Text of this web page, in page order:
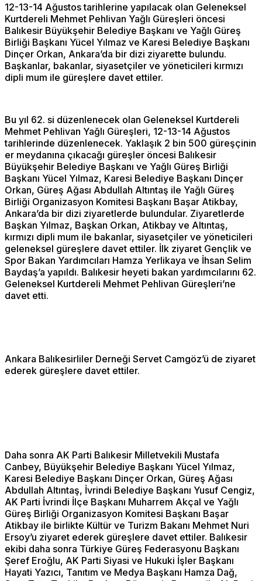
12-13-14 Ağustos tarihlerine yapılacak olan Geleneksel
Kurtdereli Mehmet Pehlivan Yağlı Güreşleri öncesi
Balıkesir Büyükşehir Belediye Başkanı ve Yağlı Güreş
Birliği Başkanı Yücel Yılmaz ve Karesi Belediye Başkanı
Dinçer Orkan, Ankara’da bir dizi ziyarette bulundu.
Başkanlar, bakanlar, siyasetçiler ve yöneticileri kırmızı
dipli mum ile güreşlere davet ettiler.
Bu yıl 62. si düzenlenecek olan Geleneksel Kurtdereli
Mehmet Pehlivan Yağlı Güreşleri, 12-13-14 Ağustos
tarihlerinde düzenlenecek. Yaklaşık 2 bin 500 güreşçinin
er meydanına çıkacağı güreşler öncesi Balıkesir
Büyükşehir Belediye Başkanı ve Yağlı Güreş Birliği
Başkanı Yücel Yılmaz, Karesi Belediye Başkanı Dinçer
Orkan, Güreş Ağası Abdullah Altıntaş ile Yağlı Güreş
Birliği Organizasyon Komitesi Başkanı Başar Atikbay,
Ankara’da bir dizi ziyaretlerde bulundular. Ziyaretlerde
Başkan Yılmaz, Başkan Orkan, Atikbay ve Altıntaş,
kırmızı dipli mum ile bakanlar, siyasetçiler ve yöneticileri
geleneksel güreşlere davet ettiler. İlk ziyaret Gençlik ve
Spor Bakan Yardımcıları Hamza Yerlikaya ve İhsan Selim
Baydaş’a yapıldı. Balıkesir heyeti bakan yardımcılarını 62.
Geleneksel Kurtdereli Mehmet Pehlivan Güreşleri’ne
davet etti.
Ankara Balıkesirliler Derneği Servet Camgöz’ü de ziyaret
ederek güreşlere davet ettiler.
Daha sonra AK Parti Balıkesir Milletvekili Mustafa
Canbey, Büyükşehir Belediye Başkanı Yücel Yılmaz,
Karesi Belediye Başkanı Dinçer Orkan, Güreş Ağası
Abdullah Altıntaş, İvrindi Belediye Başkanı Yusuf Cengiz,
AK Parti İvrindi İlçe Başkanı Muharrem Akçal ve Yağlı
Güreş Birliği Organizasyon Komitesi Başkanı Başar
Atikbay ile birlikte Kültür ve Turizm Bakanı Mehmet Nuri
Ersoy’u ziyaret ederek güreşlere davet ettiler. Balıkesir
ekibi daha sonra Türkiye Güreş Federasyonu Başkanı
Şeref Eroğlu, AK Parti Siyasi ve Hukuki İşler Başkanı
Hayati Yazıcı, Tanıtım ve Medya Başkanı Hamza Dağ,